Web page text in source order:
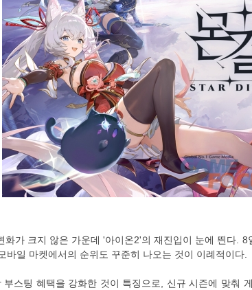
가 크지 않은 가운데 '아이온2'의 재진입이 눈에 띈다.
일 마켓에서의 순위도 꾸준히 나오는 것이 이례적이다.
스팅 혜택을 강화한 것이 특징으로, 신규 시즌에 맞